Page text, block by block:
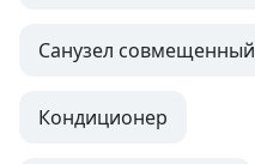
Санузел совмещенный
Кондиционер